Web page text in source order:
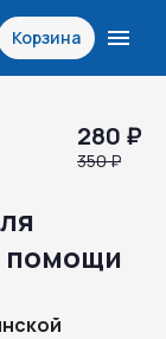
Корзина
помощи
280 ₽
350 ₽